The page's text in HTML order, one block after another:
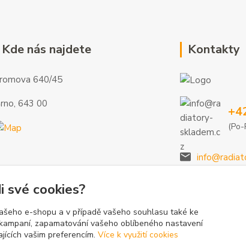
Kde nás najdete
640/45
643 00
Kontakty
své cookies?
e-shopu a v případě vašeho souhlasu také ke
zapamatování vašeho oblíbeného nastavení
vašim preferencím. Více k využití cookies